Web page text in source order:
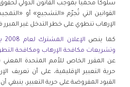
سلوكاً محمياً بموجب القانون الدولي
القوانين التي تُجرّم «التشجيع» أو
الإرهاب تنطوي على خطر التدخل غير المبرر
كما ينص
وتشريعات مكافحة الإرهاب ومكافحة
عن المقرر الخاص للأمم المتحدة المعني
حرية التعبير الإقليمية، على أن تعريف
القيود المفروضة على حرية التعبير، ينبغي